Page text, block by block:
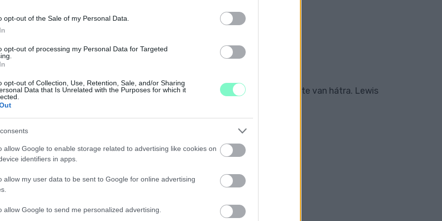
opt-out of the Sale of my Personal Data.
opt-out of processing my Personal Data for Targeted
opt-out of Collection, Use, Retention, Sale, and/or Sharing
Data that Is Unrelated with the Purposes for which it
allow Google to enable storage related to advertising like cookies on
identifiers in apps.
allow my user data to be sent to Google for online advertising
allow Google to send me personalized advertising.
KAPTA
szüleinek az orvosok még áprilisban azt mondták, mindössze egy hete van hátra. Lewis
TEMETIK EL NIKI LAUDÁT
búcsút Bécsben.